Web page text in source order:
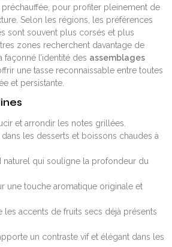
préchauffée, pour profiter pleinement de
Selon les régions, les préférences
sont souvent plus corsés et plus
zones recherchent davantage de
façonné l’identité des assemblages
une tasse reconnaissable entre toutes
et persistante.
et arrondir les notes grillées.
les desserts et boissons chaudes à
qui souligne la profondeur du
une touche aromatique originale et
accents de fruits secs déjà présents
un contraste vif et élégant dans les